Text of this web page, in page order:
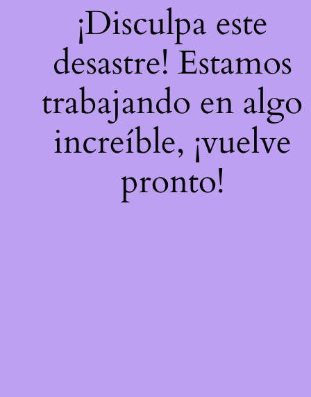
¡Disculpa este
desastre! Estamos
trabajando en algo
increíble, ¡vuelve
pronto!